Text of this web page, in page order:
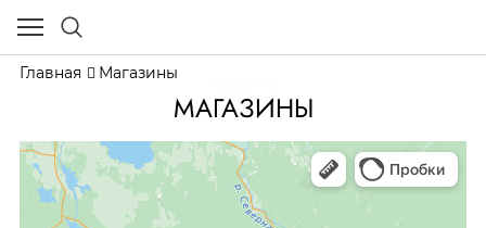
Главная Магазины
МАГАЗИНЫ